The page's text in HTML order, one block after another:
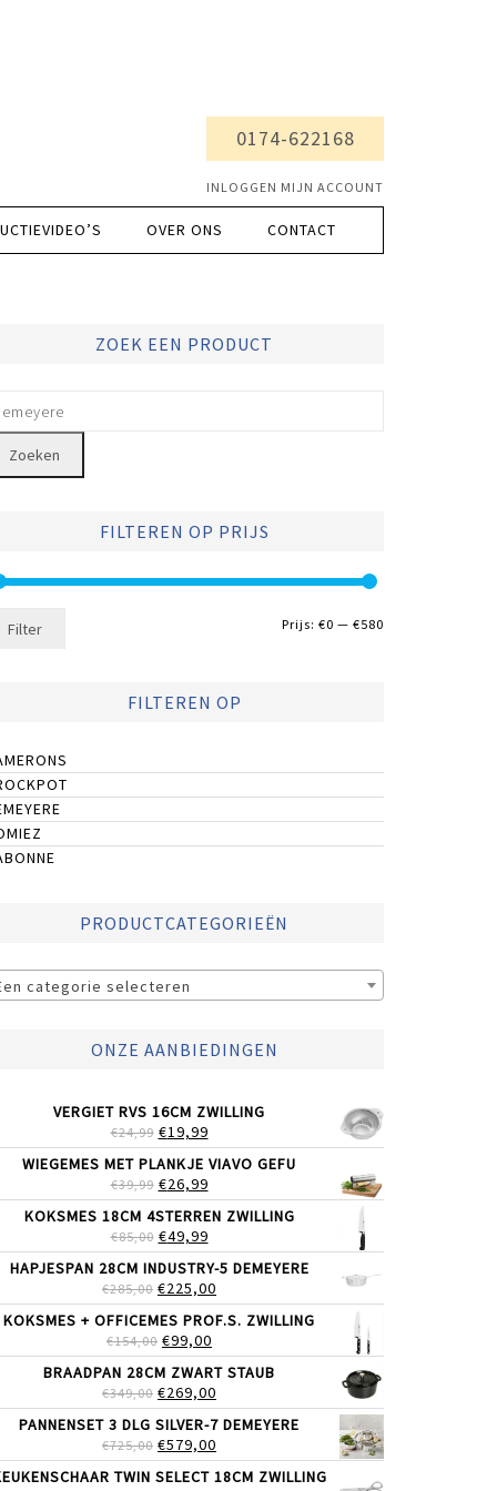
0174-622168
INLOGGEN MIJN ACCOUNT
OVER ONS CONTACT
ZOEK EEN PRODUCT
Zoeken
FILTEREN OP PRIJS
Filter Prijs: €0 — €580
FILTEREN OP
PRODUCTCATEGORIEËN
categorie selecteren
ONZE AANBIEDINGEN
VERGIET RVS 16CM ZWILLING
€24,99 OORSPRONKELIJKE
PRIJS
WAS:
€24,99.
€19,99HUIDIGE
PRIJS
IS:
€19,99.
WIEGEMES MET PLANKJE VIAVO GEFU
€39,99 OORSPRONKELIJKE
PRIJS
WAS:
€39,99.
€26,99HUIDIGE
PRIJS
IS:
€26,99.
KOKSMES 18CM 4STERREN ZWILLING
€85,00 OORSPRONKELIJKE
PRIJS
WAS:
€85,00.
€49,99HUIDIGE
PRIJS
IS:
€49,99.
HAPJESPAN 28CM INDUSTRY-5 DEMEYERE
€285,00 OORSPRONKELIJKE
PRIJS
WAS:
€285,00.
€225,00
PRIJS
IS:
KOKSMES + OFFICEMES PROF.S. ZWILLING
€154,00 OORSPRONKELIJKE
PRIJS
WAS:
€154,00.
€99,00
PRIJS
IS:
€99,00.
BRAADPAN 28CM ZWART STAUB
€349,00 OORSPRONKELIJKE
PRIJS
WAS:
€349,00.
€269,00
PRIJS
IS:
€269,00.
PANNENSET 3 DLG SILVER-7 DEMEYERE
€725,00 OORSPRONKELIJKE
PRIJS
WAS:
€579,00
PRIJS
IS:
TWIN SELECT 18CM ZWILLING